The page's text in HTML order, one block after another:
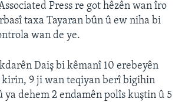
Press re got hêzên wan îro
taxa Tayaran bûn û ew niha bi
wan de ye.
Daiş bi kêmanî 10 erebeyên
9 ji wan teqiyan berî bigihin
ya dehem 2 endamên polîs kuştin û 5